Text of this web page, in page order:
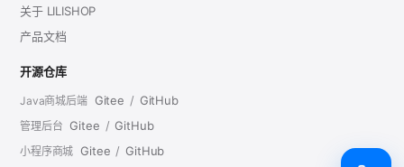
关于 LILISHOP
产品文档
开源仓库
Java商城后端 Gitee / GitHub
管理后台 Gitee / GitHub
小程序商城 Gitee / GitHub